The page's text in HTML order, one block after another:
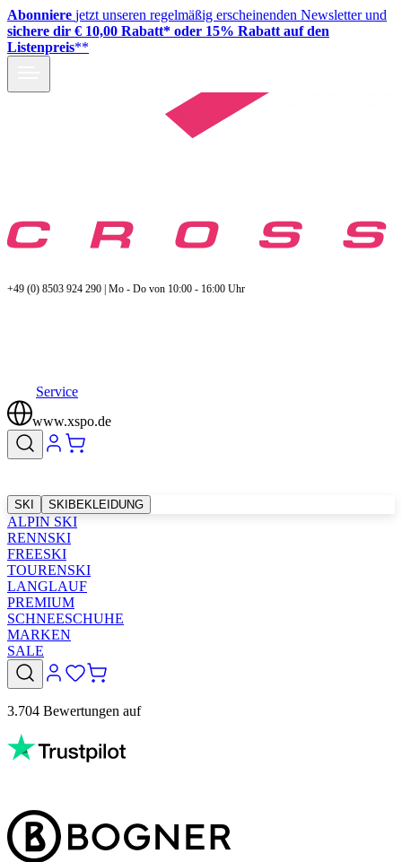
Abonniere jetzt unseren regelmäßig erscheinenden Newsletter und
sichere dir € 10,00 Rabatt* oder 15% Rabatt auf den
Listenpreis**
+49 (0) 8503 924 290 | Mo - Do von 10:00 - 16:00 Uhr
Service
www.xspo.de
SKI SKIBEKLEIDUNG
ALPIN SKI
RENNSKI
FREESKI
TOURENSKI
LANGLAUF
PREMIUM
SCHNEESCHUHE
MARKEN
SALE
3.704 Bewertungen auf